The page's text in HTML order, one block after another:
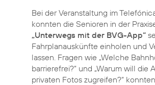
Bei der Veranstaltung im
konnten die Senioren in der
„Unterwegs mit der BVG-App“
Fahrplanauskünfte einholen und
lassen. Fragen wie „Welche
barrierefrei?“ und „Warum will die
privaten Fotos zugreifen?“